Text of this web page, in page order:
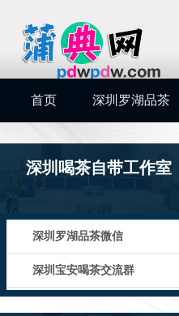
首页 深圳罗湖品茶
微信
深圳喝茶自带工作室
深圳罗湖品茶微信
深圳宝安喝茶交流群